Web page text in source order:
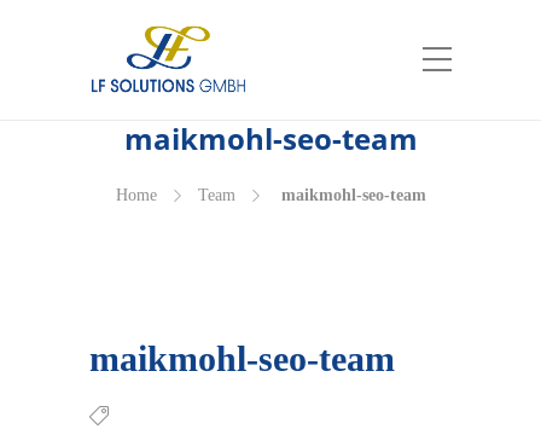
maik­mohl-seo-team
Home Team maik­mohl-seo-team
maik­mohl-seo-team